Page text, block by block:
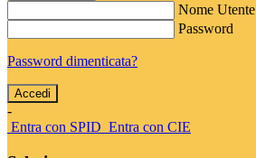
Nome Utente
Password
Password dimenticata?
-
Entra con SPID Entra con CIE